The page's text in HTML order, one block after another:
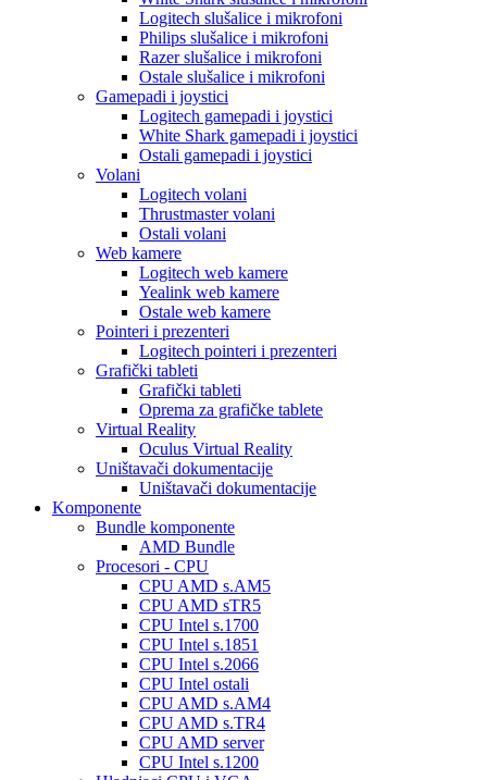
Logitech slušalice i mikrofoni
Philips slušalice i mikrofoni
Razer slušalice i mikrofoni
Ostale slušalice i mikrofoni
Gamepadi i joystici
Logitech gamepadi i joystici
White Shark gamepadi i joystici
Ostali gamepadi i joystici
Volani
Logitech volani
Thrustmaster volani
Ostali volani
Web kamere
Logitech web kamere
Yealink web kamere
Ostale web kamere
Pointeri i prezenteri
Logitech pointeri i prezenteri
Grafički tableti
Grafički tableti
Oprema za grafičke tablete
Virtual Reality
Oculus Virtual Reality
Uništavači dokumentacije
Uništavači dokumentacije
Komponente
Bundle komponente
AMD Bundle
Procesori - CPU
CPU AMD s.AM5
CPU AMD sTR5
CPU Intel s.1700
CPU Intel s.1851
CPU Intel s.2066
CPU Intel ostali
CPU AMD s.AM4
CPU AMD s.TR4
CPU AMD server
CPU Intel s.1200